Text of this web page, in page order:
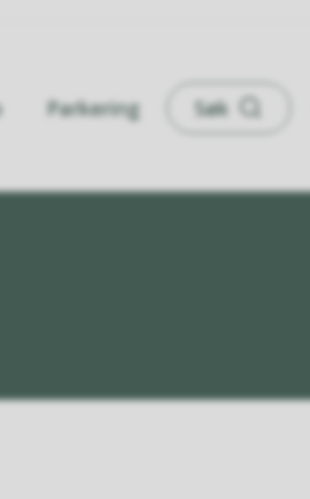
Parkering Søk